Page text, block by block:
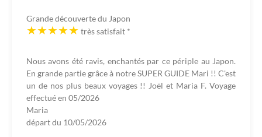
Grande découverte du Japon
très satisfait *
Nous avons été ravis, enchantés par ce périple au Japon.
En grande partie grâce à notre SUPER GUIDE Mari !! C'est
un de nos plus beaux voyages !! Joël et Maria F. Voyage
effectué en 05/2026
Maria
départ du 10/05/2026